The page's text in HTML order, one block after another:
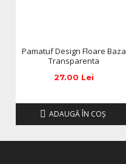
Pamatuf Design Floare Baza
Transparenta
27.00 Lei
ADAUGĂ ÎN COŞ